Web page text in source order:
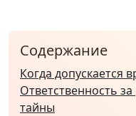
Содержание
Когда допускается
Ответственность
тайны